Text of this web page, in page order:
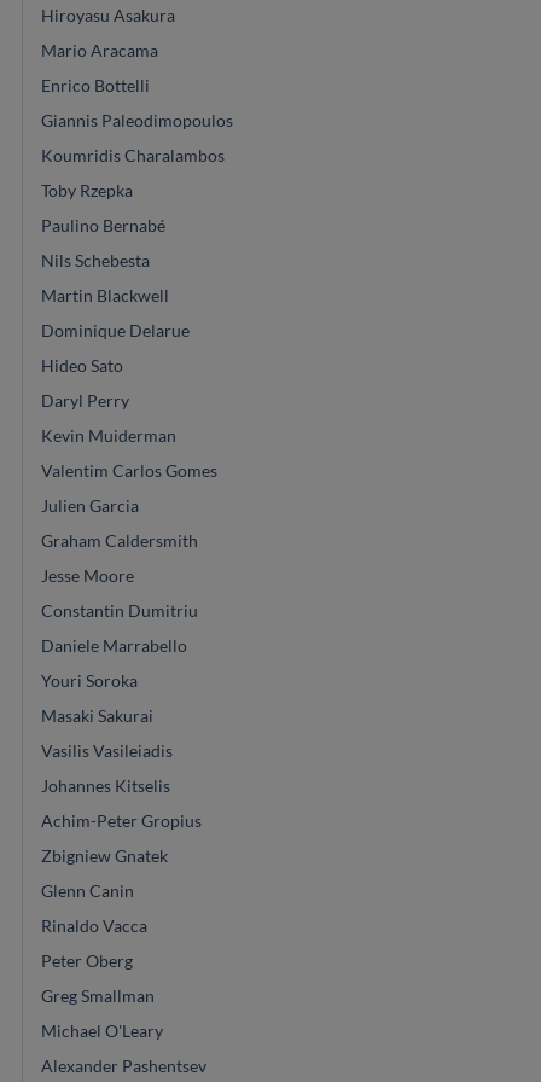
Hiroyasu Asakura
Mario Aracama
Enrico Bottelli
Giannis Paleodimopoulos
Koumridis Charalambos
Toby Rzepka
Paulino Bernabé
Nils Schebesta
Martin Blackwell
Dominique Delarue
Hideo Sato
Daryl Perry
Kevin Muiderman
Valentim Carlos Gomes
Julien Garcia
Graham Caldersmith
Jesse Moore
Constantin Dumitriu
Daniele Marrabello
Youri Soroka
Masaki Sakurai
Vasilis Vasileiadis
Johannes Kitselis
Achim-Peter Gropius
Zbigniew Gnatek
Glenn Canin
Rinaldo Vacca
Peter Oberg
Greg Smallman
Michael O'Leary
Alexander Pashentsev